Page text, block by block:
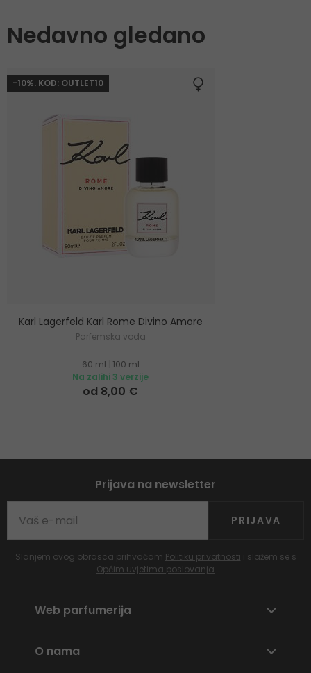
Nedavno gledano
-10%. KOD: OUTLET10
Karl Lagerfeld Karl Rome Divino Amore
Parfemska voda
60 ml
100 ml
Na zalihi 3 verzije
od 8,00 €
Prijava na newsletter
PRIJAVA
Slanjem ovog obrasca prihvaćam Politiku privatnosti i slažem se s
Općim uvjetima poslovanja
Web parfumerija
O nama